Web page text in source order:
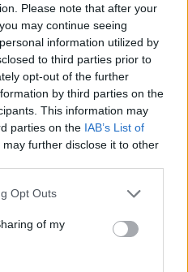
Please note that after your
may continue seeing
information utilized by
to third parties prior to
opt-out of the further
by third parties on the
This information may
parties on the IAB’s List of
may further disclose it to other
Opt Outs
of my
Nananai ši knyga
poezijos
daugiau su
tačiau šiandien man
nebuvau
– sako Agnė ir
nesujungiama. Juk
– vis kita istorija, iš